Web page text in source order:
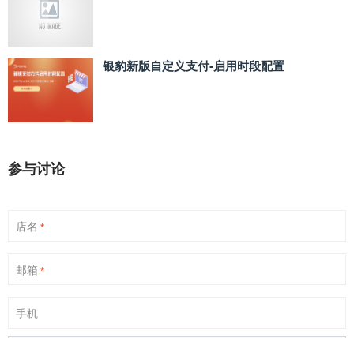
银豹新版自定义支付‑启用时段配置
参与讨论
店名 *
邮箱 *
手机